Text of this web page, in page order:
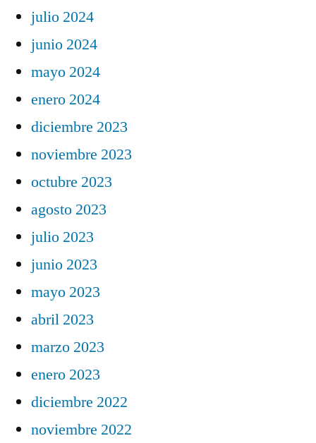
julio 2024
junio 2024
mayo 2024
enero 2024
diciembre 2023
noviembre 2023
octubre 2023
agosto 2023
julio 2023
junio 2023
mayo 2023
abril 2023
marzo 2023
enero 2023
diciembre 2022
noviembre 2022